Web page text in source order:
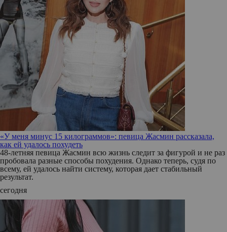
«У меня минус 15 килограммов»: певица Жасмин рассказала,
как ей удалось похудеть
48-летняя певица Жасмин всю жизнь следит за фигурой и не раз
пробовала разные способы похудения. Однако теперь, судя по
всему, ей удалось найти систему, которая дает стабильный
результат.
сегодня